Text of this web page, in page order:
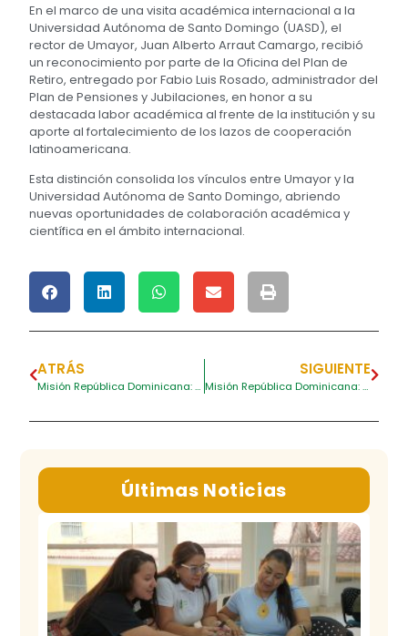
En el marco de una visita académica internacional a la
Universidad Autónoma de Santo Domingo (UASD), el
rector de Umayor, Juan Alberto Arraut Camargo, recibió
un reconocimiento por parte de la Oficina del Plan de
Retiro, entregado por Fabio Luis Rosado, administrador del
Plan de Pensiones y Jubilaciones, en honor a su
destacada labor académica al frente de la institución y su
aporte al fortalecimiento de los lazos de cooperación
latinoamericana.
Esta distinción consolida los vínculos entre Umayor y la
Universidad Autónoma de Santo Domingo, abriendo
nuevas oportunidades de colaboración académica y
científica en el ámbito internacional.
ATRÁS
Misión República Dominicana: Umayor fortalece lazos académicos con la Universidad Autónoma de Santo Domingo
SIGUIENTE
Misión República Dominicana: Umayor y el Ministerio de Educación Superior, Ciencia y Tecnología de República Dominicana avanzan en acuerdos de cooperación académica
Últimas Noticias